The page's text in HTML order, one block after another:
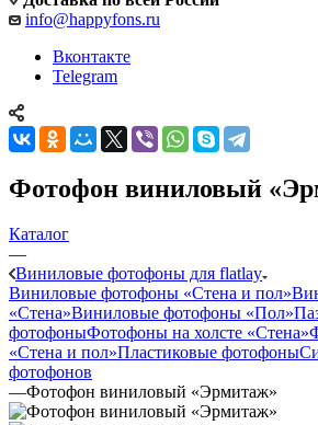
info@happyfons.ru
Вконтакте
Telegram
Фотофон виниловый
Каталог
—
Виниловые фотофоны для flatlay
Виниловые фотофоны «Стена и пол»
«Стена»Виниловые фотофоны «Пол»
фотофоныФотофоны на холсте «Стена»
«Стена и пол»Пластиковые фотофоны
фотофонов
—Фотофон виниловый «Эрмитаж»